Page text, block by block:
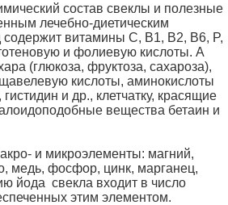
состав свеклы и полезные
лечебно-диетическим
витамины C, B1, B2, B6, P,
и фолиевую кислоты. А
(глюкоза, фруктоза, сахароза),
кислоты, аминокислоты
и др., клетчатку, красящие
вещества бетаин и
и микроэлементы: магний,
медь, фосфор, цинк, марганец,
йода свекла входит в число
этим элементом.